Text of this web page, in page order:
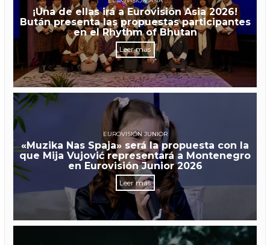
¡Una de ellas irá a Eurovisión Asia 2026!
Bután presenta las propuestas participantes
en el Rhythm of Bhutan
Leer más
EUROVISIÓN JUNIOR
«Muzika Nas Spaja» será la propuesta con la
que Mija Vujović representará a Montenegro
en Eurovisión Junior 2026
Leer más